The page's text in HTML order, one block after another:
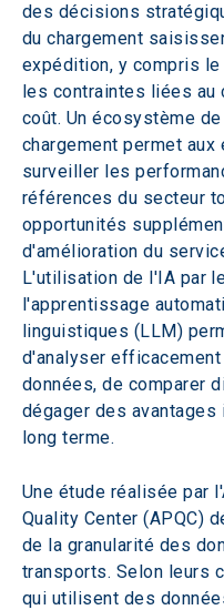
des décisions
du chargement
expédition, y compris
les contraintes liées au
coût. Un écosystème
chargement permet
surveiller les
références du secteur
opportunités
d'amélioration du
L'utilisation de l'IA par
l'apprentissage
linguistiques (LLM)
d'analyser
données, de comparer
dégager des
long terme.
Une étude réalisée par
Quality Center (APQC)
de la granularité des
transports. Selon leurs
qui utilisent des